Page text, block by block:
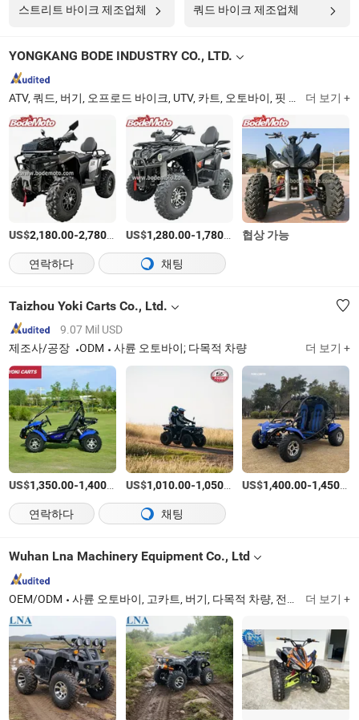
스트리트 바이크 제조업체 쿼드 바이크 제조업체
YONGKANG BODE INDUSTRY CO., LTD.
ATV, 쿼드, 버기, 오프로드 바이크, UTV, 카트, 오토바이, 핏 바이크, 자가 균형 스쿠터, 스케이트보드 더 보기 +
US$2,180.00-2,780.00 /상품
US$1,280.00-1,780.00 /상품
협상 가능
연락하다
채팅
Taizhou Yoki Carts Co., Ltd.
9.07 Mil USD
제조사/공장
ODM 사륜 오토바이; 다목적 차량 더 보기 +
US$1,350.00-1,400.00 /상품
US$1,010.00-1,050.00 /상품
US$1,400.00-1,450.00
연락하다
채팅
Wuhan Lna Machinery Equipment Co., Ltd
OEM/ODM 사륜 오토바이, 고카트, 버기, 다목적 차량, 전기 사륜 오토바이, 전기 버기, 전기 고카트, 쿼드, 사륜차, 4 바퀴 더 보기 +